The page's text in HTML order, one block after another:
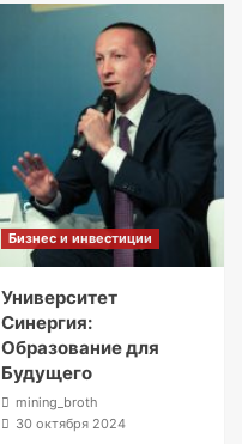
Бизнес и инвестиции
Университет
Синергия:
Образование для
Будущего
mining_broth
30 октября 2024